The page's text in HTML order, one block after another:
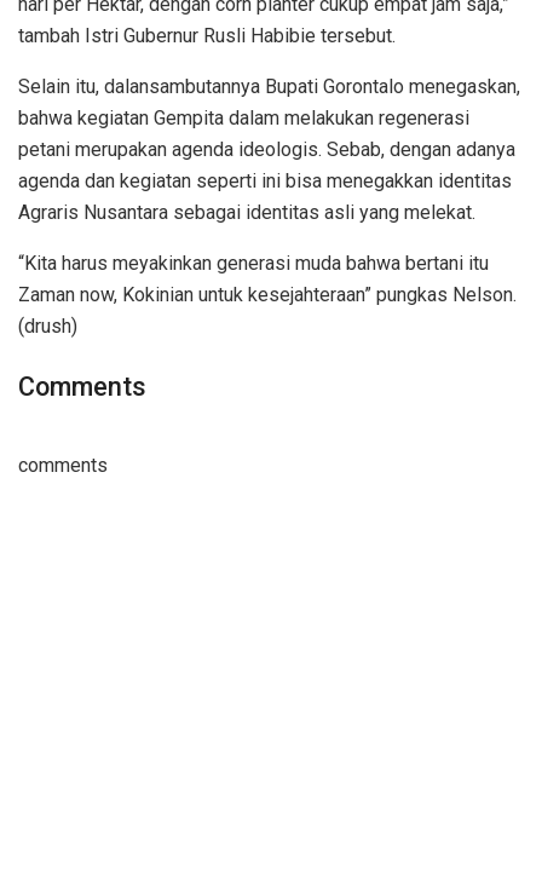
hari per Hektar, dengan corn planter cukup empat jam saja,”
tambah Istri Gubernur Rusli Habibie tersebut.
Selain itu, dalansambutannya Bupati Gorontalo menegaskan,
bahwa kegiatan Gempita dalam melakukan regenerasi
petani merupakan agenda ideologis. Sebab, dengan adanya
agenda dan kegiatan seperti ini bisa menegakkan identitas
Agraris Nusantara sebagai identitas asli yang melekat.
“Kita harus meyakinkan generasi muda bahwa bertani itu
Zaman now, Kokinian untuk kesejahteraan” pungkas Nelson.
(drush)
Comments
comments